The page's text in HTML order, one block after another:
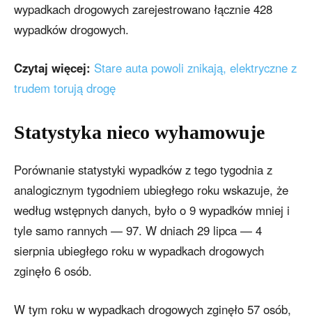
wypadkach drogowych zarejestrowano łącznie 428
wypadków drogowych.
Czytaj więcej: Stare auta powoli znikają, elektryczne z
trudem torują drogę
Statystyka nieco wyhamowuje
Porównanie statystyki wypadków z tego tygodnia z
analogicznym tygodniem ubiegłego roku wskazuje, że
według wstępnych danych, było o 9 wypadków mniej i
tyle samo rannych — 97. W dniach 29 lipca — 4
sierpnia ubiegłego roku w wypadkach drogowych
zginęło 6 osób.
W tym roku w wypadkach drogowych zginęło 57 osób,